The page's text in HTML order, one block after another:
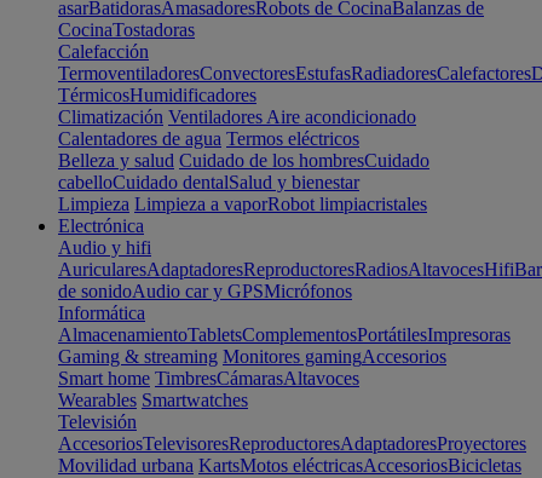
asarBatidorasAmasadoresRobots de CocinaBalanzas de
CocinaTostadoras
Calefacción
TermoventiladoresConvectoresEstufasRadiadoresCalefactores
TérmicosHumidificadores
Climatización Ventiladores Aire acondicionado
Calentadores de agua Termos eléctricos
Belleza y salud Cuidado de los hombresCuidado
cabelloCuidado dentalSalud y bienestar
Limpieza Limpieza a vaporRobot limpiacristales
Electrónica
Audio y hifi
AuricularesAdaptadoresReproductoresRadiosAltavocesHifi
de sonidoAudio car y GPSMicrófonos
Informática
AlmacenamientoTabletsComplementosPortátilesImpresoras
Gaming & streaming Monitores gamingAccesorios
Smart home TimbresCámarasAltavoces
Wearables Smartwatches
Televisión
AccesoriosTelevisoresReproductoresAdaptadoresProyectores
Movilidad urbana KartsMotos eléctricasAccesoriosBicicletas